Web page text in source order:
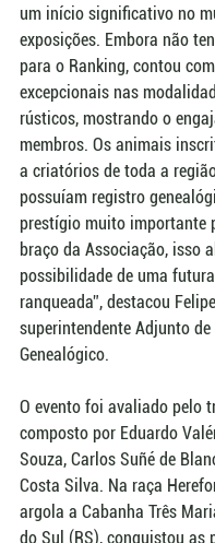
um início significativo no
exposições. Embora não
para o Ranking, contou
excepcionais nas
rústicos, mostrando o
membros. Os animais
a criatórios de toda a
possuíam registro
prestígio muito importante
braço da Associação, isso
possibilidade de uma
ranqueada”, destacou
superintendente Adjunto
Genealógico.
O evento foi avaliado pelo
composto por Eduardo
Souza, Carlos Suñé de
Costa Silva. Na raça
argola a Cabanha Três
do Sul (RS), conquistou as